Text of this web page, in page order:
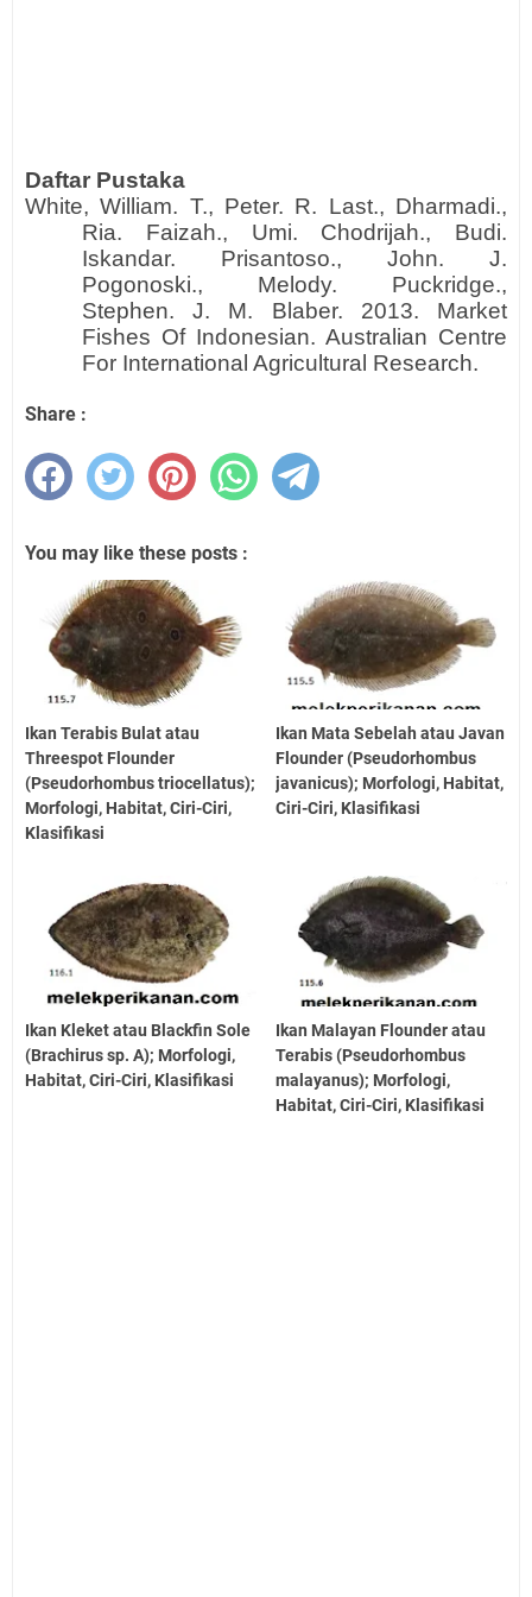
Daftar Pustaka
White, William. T., Peter. R. Last., Dharmadi.,
Ria. Faizah., Umi. Chodrijah., Budi.
Iskandar. Prisantoso., John. J.
Pogonoski., Melody. Puckridge.,
Stephen. J. M. Blaber. 2013. Market
Fishes Of Indonesian. Australian Centre
For International Agricultural Research.
Share :
You may like these posts :
Ikan Terabis Bulat atau
Threespot Flounder
(Pseudorhombus triocellatus);
Morfologi, Habitat, Ciri-Ciri,
Klasifikasi
Ikan Mata Sebelah atau Javan
Flounder (Pseudorhombus
javanicus); Morfologi, Habitat,
Ciri-Ciri, Klasifikasi
Ikan Kleket atau Blackfin Sole
(Brachirus sp. A); Morfologi,
Habitat, Ciri-Ciri, Klasifikasi
Ikan Malayan Flounder atau
Terabis (Pseudorhombus
malayanus); Morfologi,
Habitat, Ciri-Ciri, Klasifikasi